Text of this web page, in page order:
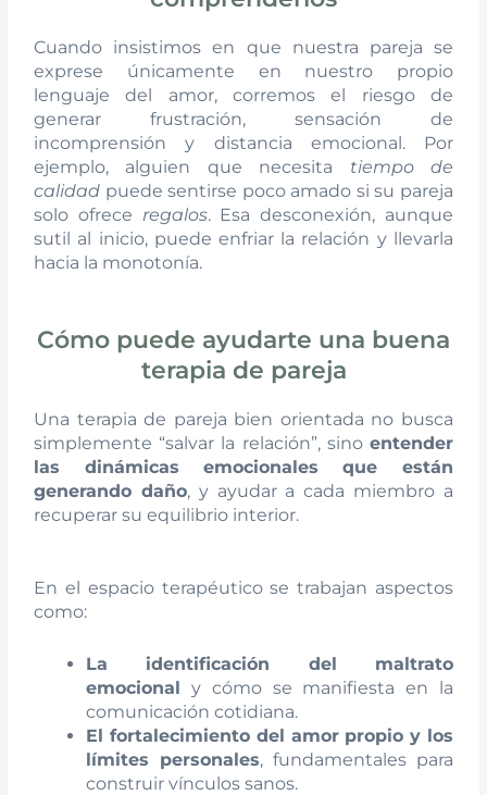
Cuando insistimos en que nuestra pareja se
exprese únicamente en nuestro propio
lenguaje del amor, corremos el riesgo de
generar frustración, sensación de
incomprensión y distancia emocional. Por
ejemplo, alguien que necesita tiempo de
calidad puede sentirse poco amado si su pareja
solo ofrece regalos. Esa desconexión, aunque
sutil al inicio, puede enfriar la relación y llevarla
hacia la monotonía.
Cómo puede ayudarte una buena
terapia de pareja
Una terapia de pareja bien orientada no busca
simplemente “salvar la relación”, sino entender
las dinámicas emocionales que están
generando daño, y ayudar a cada miembro a
recuperar su equilibrio interior.
En el espacio terapéutico se trabajan aspectos
como:
La identificación del maltrato
emocional y cómo se manifiesta en la
comunicación cotidiana.
El fortalecimiento del amor propio y los
límites personales, fundamentales para
construir vínculos sanos.